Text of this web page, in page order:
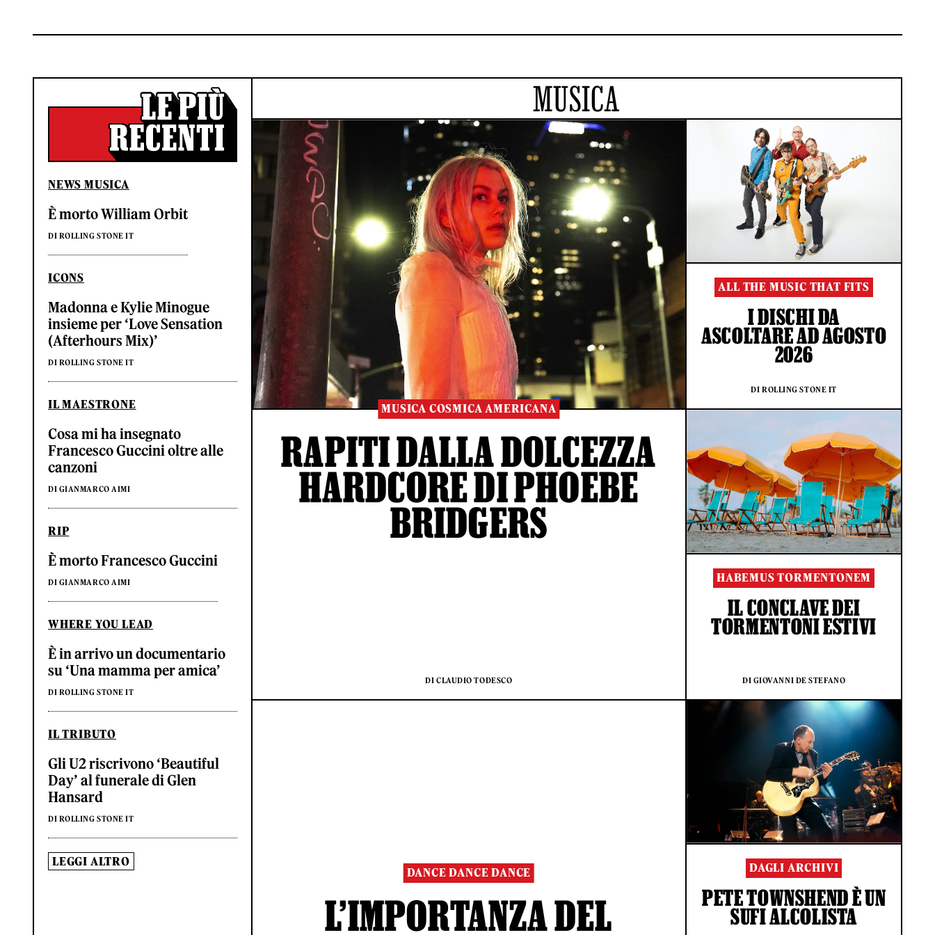
NEWS MUSICA
È morto William Orbit
DI ROLLING STONE IT
ICONS
Madonna e Kylie Minogue
insieme per ‘Love Sensation
(Afterhours Mix)’
DI ROLLING STONE IT
IL MAESTRONE
Cosa mi ha insegnato
Francesco Guccini oltre alle
canzoni
DI GIANMARCO AIMI
RIP
È morto Francesco Guccini
DI GIANMARCO AIMI
WHERE YOU LEAD
È in arrivo un documentario
su ‘Una mamma per amica’
DI ROLLING STONE IT
IL TRIBUTO
Gli U2 riscrivono ‘Beautiful
Day’ al funerale di Glen
Hansard
DI ROLLING STONE IT
LEGGI ALTRO
MUSICA
MUSICA COSMICA AMERICANA
RAPITI DALLA DOLCEZZA
HARDCORE DI PHOEBE
BRIDGERS
DI CLAUDIO TODESCO
ALL THE MUSIC THAT FITS
I DISCHI DA
ASCOLTARE AD AGOSTO
2026
DI ROLLING STONE IT
HABEMUS TORMENTONEM
IL CONCLAVE DEI
TORMENTONI ESTIVI
DI GIOVANNI DE STEFANO
DANCE DANCE DANCE
L’IMPORTANZA DEL
DAGLI ARCHIVI
PETE TOWNSHEND È UN
SUFI ALCOLISTA